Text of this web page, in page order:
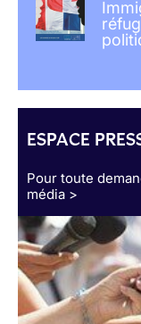
ESPACE
Pour toute
média >